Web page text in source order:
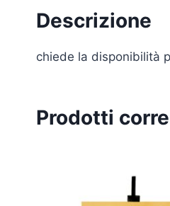
Descrizione
chiede la disponibilità
Prodotti